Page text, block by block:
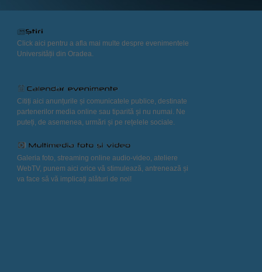
Click aici pentru a afla mai multe despre evenimentele
Universității din Oradea.
Citiți aici anunțurile și comunicatele publice, destinate
partenerilor media online sau tiparită și nu numai. Ne
puteți, de asemenea, urmări și pe rețelele sociale.
Galeria foto, streaming online audio-video, ateliere
WebTV, punem aici orice vă stimulează, antrenează și
va face să vă implicați alături de noi!